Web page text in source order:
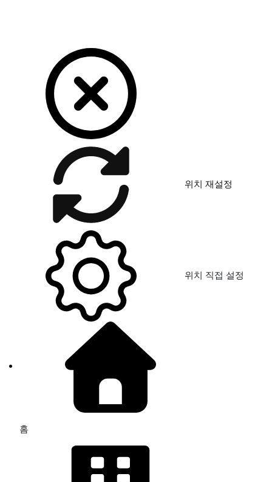
위치 재설정
위치 직접 설정
홈